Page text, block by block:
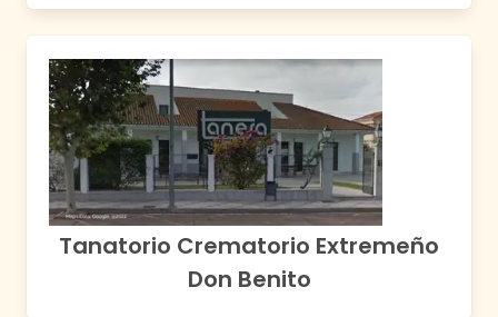
Tanatorio Crematorio Extremeño
Don Benito